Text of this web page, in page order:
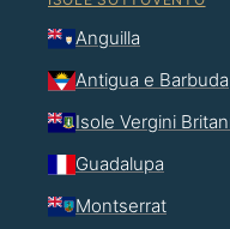
Anguilla
Antigua e Barbuda
Isole Vergini
Guadalupa
Montserrat